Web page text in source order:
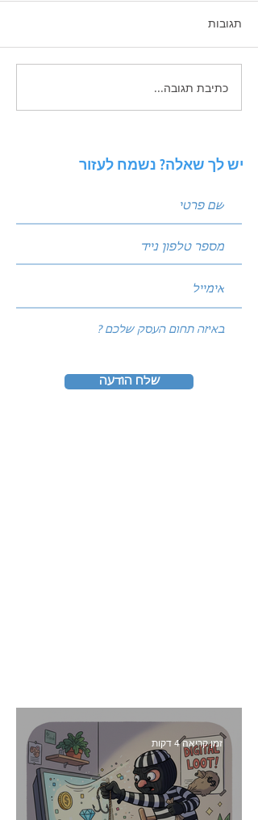
איך לעצב פוסטים מקצועיים
לעסק שלך - עיצוב פוסטים
תגובות
כתיבת תגובה...
יש לך שאלה? נשמח לעזור
שלח הודעה
זמן קריאה 4 דקות